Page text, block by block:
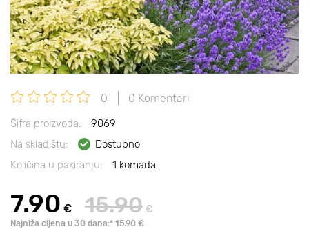
0 0 Komentari
Šifra proizvoda:
9069
Na skladištu:
Dostupno
Količina u pakiranju:
1 komada.
7.90 € 15.90 €
Najniža cijena u 30 dana:* 15.90 €